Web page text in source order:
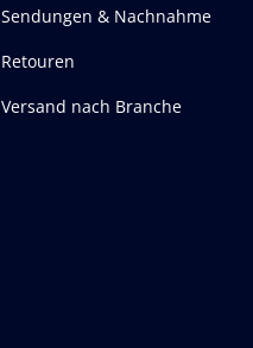
Sendungen & Nachnahme
Retouren
Versand nach Branche